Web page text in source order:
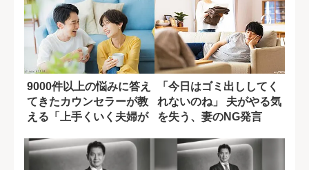
9000件以上の悩みに答え
てきたカウンセラーが教
える「上手くいく夫婦が
「今日はゴミ出ししてく
れないのね」 夫がやる気
を失う、妻のNG発言